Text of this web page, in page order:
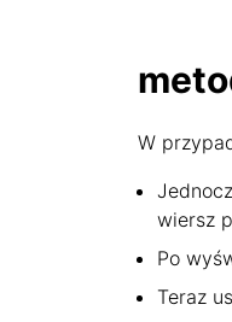
W
wiersz
Po
Teraz